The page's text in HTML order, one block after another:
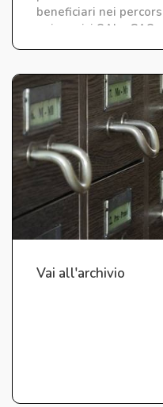
beneficiari nei
nei servizi SAI e CAS.
Vai all'archivio